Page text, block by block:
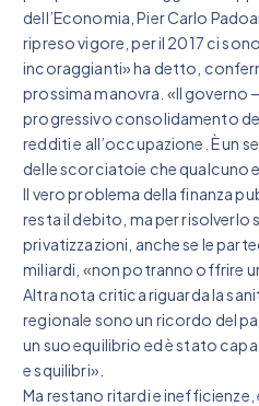
dell’Economia, Pier Carlo
ripreso vigore, per il 2017 ci
incoraggianti» ha detto,
prossima manovra. «Il governo
progressivo consolidamento
redditi e all’occupazione. È un
delle scorciatoie che qualcuno
Il vero problema della finanza
resta il debito, ma per risolverlo
privatizzazioni, anche se le
miliardi, «non potranno offrire
Altra nota critica riguarda la
regionale sono un ricordo del
un suo equilibrio ed è stato
e squilibri».
Ma restano ritardi e inefficienze,